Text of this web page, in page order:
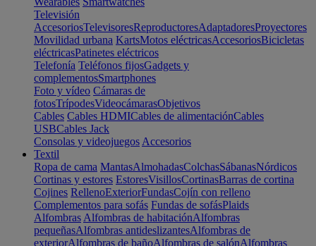
Televisión
AccesoriosTelevisoresReproductoresAdaptadoresProyectores
Movilidad urbana KartsMotos eléctricasAccesoriosBicicletas
eléctricasPatinetes eléctricos
Telefonía Teléfonos fijosGadgets y
complementosSmartphones
Foto y vídeo Cámaras de
fotosTrípodesVideocámarasObjetivos
Cables Cables HDMICables de alimentaciónCables
USBCables Jack
Consolas y videojuegos Accesorios
Textil
Ropa de cama MantasAlmohadasColchasSábanasNórdicos
Cortinas y estores EstoresVisillosCortinasBarras de cortina
Cojines RellenoExteriorFundasCojín con relleno
Complementos para sofás Fundas de sofásPlaids
Alfombras Alfombras de habitaciónAlfombras
pequeñasAlfombras antideslizantesAlfombras de
exteriorAlfombras de bañoAlfombras de salónAlfombras